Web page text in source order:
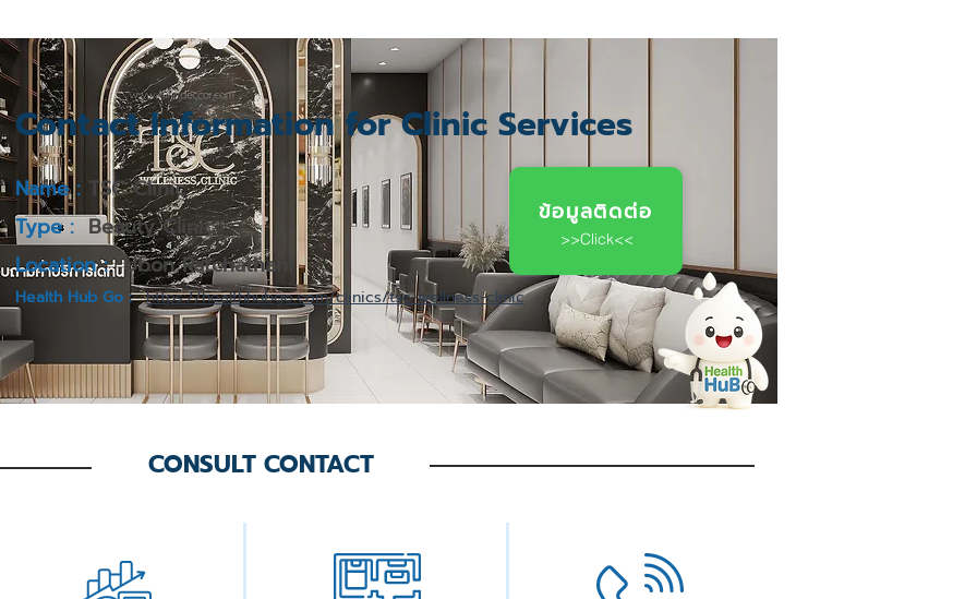
Contact Information for Clinic Services
Name : TSC Clinic
Type : Beauty Clinic
Location : Ubon Ratchathani
ข้อมูลติดต่อ
>>Click<<
Health Hub Go : https://healthhubgo.com/clinics/tsc-wellness-clinic
CONSULT CONTACT